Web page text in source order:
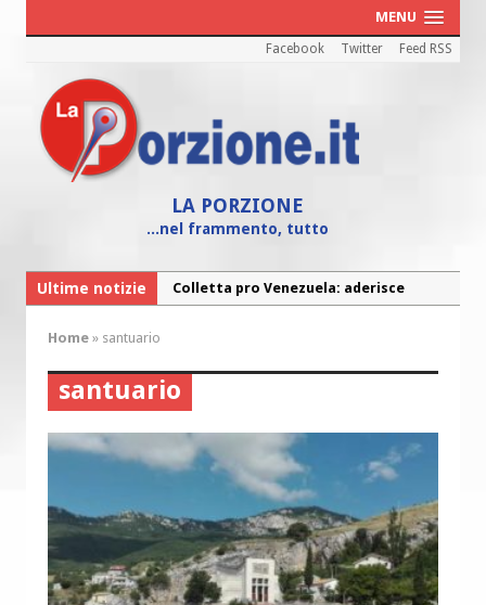
MENU
Facebook Twitter Feed RSS
LA PORZIONE
...nel frammento, tutto
Ultime notizie
Colletta pro Venezuela: aderisce
Torna la festa della Madonnina a
Torna la festa di Sant’Andrea:
“Chiediamogli di legarci al bene”
“Chiediamo al Signore di capire ciò che
è buono, giusto e santo per la nostra
vita”
Home » santuario
santuario